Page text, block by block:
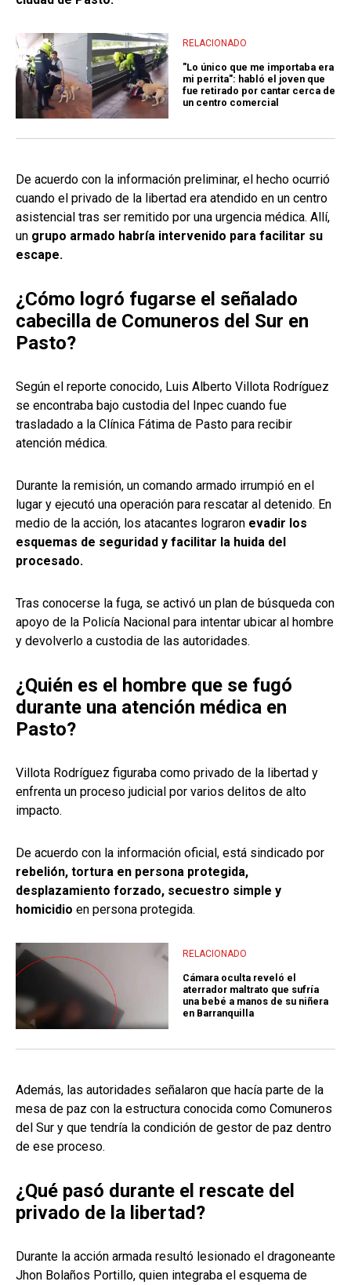
RELACIONADO
"Lo único que me importaba era
mi perrita": habló el joven que
fue retirado por cantar cerca de
un centro comercial
De acuerdo con la información preliminar, el hecho ocurrió
cuando el privado de la libertad era atendido en un centro
asistencial tras ser remitido por una urgencia médica. Allí,
un grupo armado habría intervenido para facilitar su
escape.
¿Cómo logró fugarse el señalado
cabecilla de Comuneros del Sur en
Pasto?
Según el reporte conocido, Luis Alberto Villota Rodríguez
se encontraba bajo custodia del Inpec cuando fue
trasladado a la Clínica Fátima de Pasto para recibir
atención médica.
Durante la remisión, un comando armado irrumpió en el
lugar y ejecutó una operación para rescatar al detenido. En
medio de la acción, los atacantes lograron evadir los
esquemas de seguridad y facilitar la huida del
procesado.
Tras conocerse la fuga, se activó un plan de búsqueda con
apoyo de la Policía Nacional para intentar ubicar al hombre
y devolverlo a custodia de las autoridades.
¿Quién es el hombre que se fugó
durante una atención médica en
Pasto?
Villota Rodríguez figuraba como privado de la libertad y
enfrenta un proceso judicial por varios delitos de alto
impacto.
De acuerdo con la información oficial, está sindicado por
rebelión, tortura en persona protegida,
desplazamiento forzado, secuestro simple y
homicidio en persona protegida.
RELACIONADO
Cámara oculta reveló el
aterrador maltrato que sufría
una bebé a manos de su niñera
en Barranquilla
Además, las autoridades señalaron que hacía parte de la
mesa de paz con la estructura conocida como Comuneros
del Sur y que tendría la condición de gestor de paz dentro
de ese proceso.
¿Qué pasó durante el rescate del
privado de la libertad?
Durante la acción armada resultó lesionado el dragoneante
Jhon Bolaños Portillo, quien integraba el esquema de